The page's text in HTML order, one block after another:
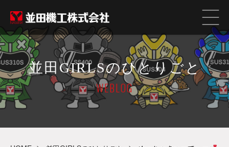
並田GIRLSのひとりごと
WEBLOG